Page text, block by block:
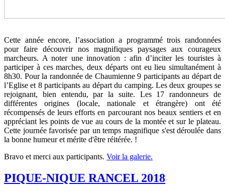
Cette année encore, l’association a programmé trois randonnées
pour faire découvrir nos magnifiques paysages aux courageux
marcheurs. A noter une innovation : afin d’inciter les touristes à
participer à ces marches, deux départs ont eu lieu simultanément à
8h30. Pour la randonnée de Chaumienne 9 participants au départ de
l’Eglise et 8 participants au départ du camping. Les deux groupes se
rejoignant, bien entendu, par la suite. Les 17 randonneurs de
différentes origines (locale, nationale et étrangère) ont été
récompensés de leurs efforts en parcourant nos beaux sentiers et en
appréciant les points de vue au cours de la montée et sur le plateau.
Cette journée favorisée par un temps magnifique s'est déroulée dans
la bonne humeur et mérite d'être réitérée. !
Bravo et merci aux participants. Voir la galerie.
PIQUE-NIQUE RANCEL 2018